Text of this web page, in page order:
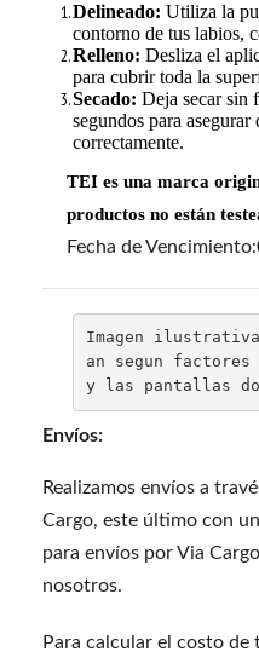
Delineado: Utiliza la
contorno de tus labios,
Relleno: Desliza el
para cubrir toda la
Secado: Deja secar sin
segundos para
correctamente.
TEI es una marca
productos no están
Fecha de
Imagen
an segun
y las pantallas
Envíos:
Realizamos envíos a
Cargo, este último con
para envíos por Via
nosotros.
Para calcular el costo